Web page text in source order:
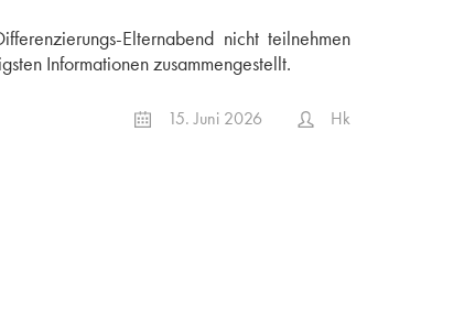
Elternabend nicht teilnehmen
Informationen zusammengestellt.
15. Juni 2026 Hk